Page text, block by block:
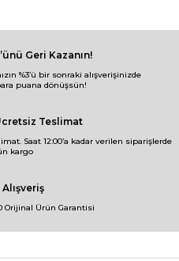
Geri Kazanın!
%3’ü bir sonraki alışverişinizde
puana dönüşsün!
Teslimat
Saat 12:00’a kadar verilen siparişlerde
kargo
Orijinal Ürün Garantisi